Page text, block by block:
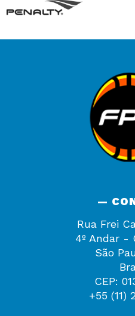
—
Rua Frei
4º Andar -
São
CEP:
+55 (11)